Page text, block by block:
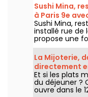
Sushi Mina,
à Paris 9e
Sushi Mina,
installé rue de
propose une
commande
gyozas,
demande sont
mardi au
La Mijoterie,
directement
Et si les plats
du déjeuner ?
ouvre dans le